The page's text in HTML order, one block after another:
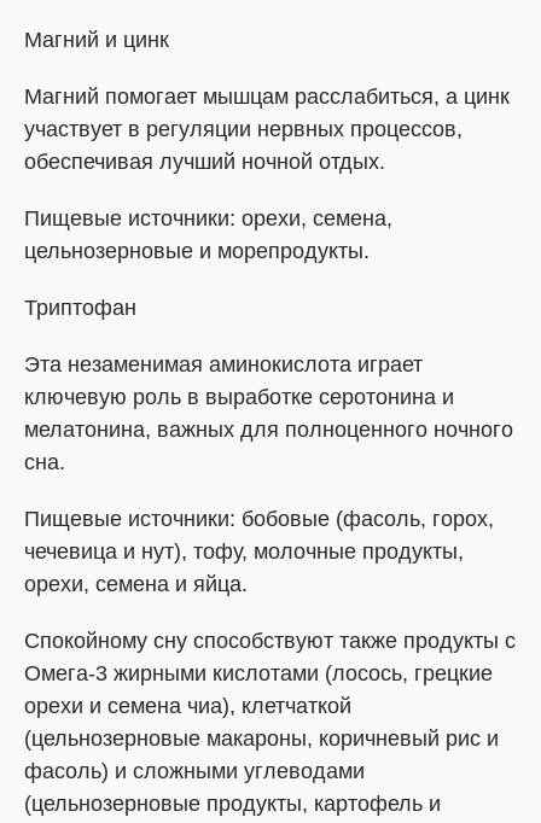
Магний и цинк
Магний помогает мышцам расслабиться, а цинк
участвует в регуляции нервных процессов,
обеспечивая лучший ночной отдых.
Пищевые источники: орехи, семена,
цельнозерновые и морепродукты.
Триптофан
Эта незаменимая аминокислота играет
ключевую роль в выработке серотонина и
мелатонина, важных для полноценного ночного
сна.
Пищевые источники: бобовые (фасоль, горох,
чечевица и нут), тофу, молочные продукты,
орехи, семена и яйца.
Спокойному сну способствуют также продукты с
Омега-3 жирными кислотами (лосось, грецкие
орехи и семена чиа), клетчаткой
(цельнозерновые макароны, коричневый рис и
фасоль) и сложными углеводами
(цельнозерновые продукты, картофель и